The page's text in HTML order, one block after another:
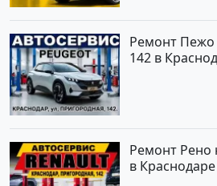
Ремонт
142 в
Ремонт Рено
в Краснодаре